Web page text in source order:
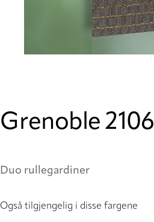
Grenoble 2106
Duo rullegardiner
Også tilgjengelig i disse fargene